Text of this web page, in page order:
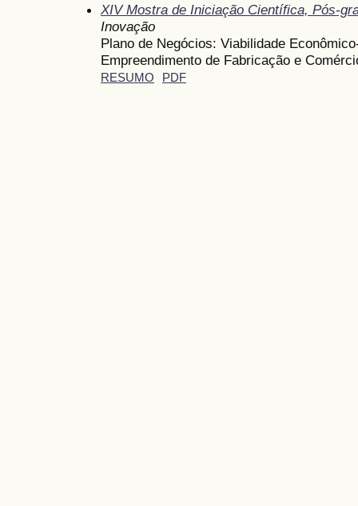
XIV Mostra de Iniciação Científica, Pós-
Inovação
Plano de Negócios: Viabilidade
Empreendimento de Fabricação e
RESUMO PDF